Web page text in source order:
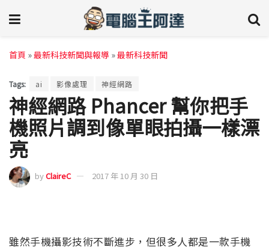
首頁 »最新科技新聞與報導 »最新科技新聞
Tags: ai 影像處理 神經網路
神經網路 Phancer 幫你把手
機照片調到像單眼拍攝一樣漂
亮
byClaireC 2017 年 10 月 30 日
雖然手機攝影技術不斷進步，但很多人都是一款手機